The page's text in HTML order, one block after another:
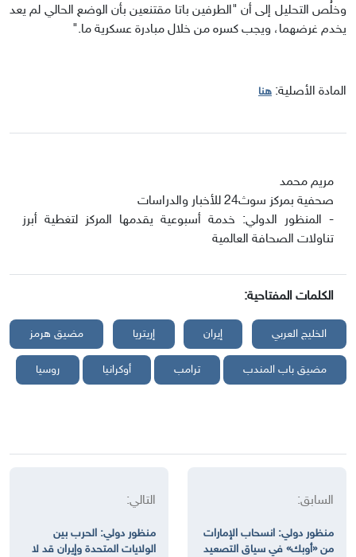
وخلُص التحليل إلى أن "الطرفين باتا مقتنعين بأن الوضع الحالي لم يعد
يخدم غرضهما، ويجب كسره من خلال مبادرة عسكرية ما."
المادة الأصلية: هنا
مريم محمد
صحفية بمركز سوث24 للأخبار والدراسات
- المنظور الدولي: خدمة أسبوعية يقدمها المركز لتغطية أبرز
تناولات الصحافة العالمية
الكلمات المفتاحية:
الخليج العربي إيران إريتريا مضيق هرمز
مضيق باب المندب ترامب أوكرانيا روسيا
السابق:
منظور دولي: انسحاب الإمارات
من «أوبك» في سياق التصعيد
التالي:
منظور دولي: الحرب بين
الولايات المتحدة وإيران قد لا